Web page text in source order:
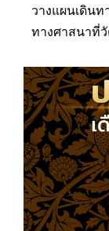
วางแผนเดิน
ทางศาสนาที่